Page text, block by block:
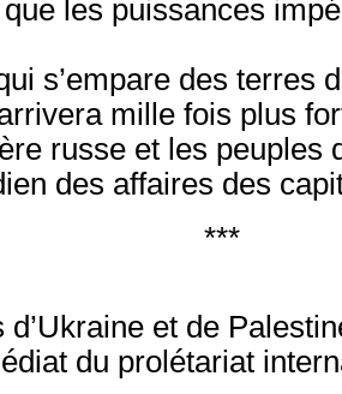
les puissances
s’empare des terres
mille fois plus
russe et les peuples
des affaires des
***
d’Ukraine et de
du prolétariat